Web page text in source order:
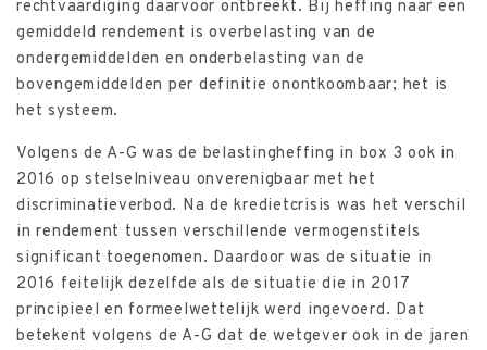
rechtvaardiging daarvoor ontbreekt. Bij heffing naar een
gemiddeld rendement is overbelasting van de
ondergemiddelden en onderbelasting van de
bovengemiddelden per definitie onontkoombaar; het is
het systeem.
Volgens de A-G was de belastingheffing in box 3 ook in
2016 op stelselniveau onverenigbaar met het
discriminatieverbod. Na de kredietcrisis was het verschil
in rendement tussen verschillende vermogenstitels
significant toegenomen. Daardoor was de situatie in
2016 feitelijk dezelfde als de situatie die in 2017
principieel en formeelwettelijk werd ingevoerd. Dat
betekent volgens de A-G dat de wetgever ook in de jaren